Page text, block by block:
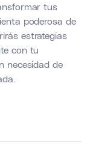
tus
poderosa de
estrategias
con tu
necesidad de